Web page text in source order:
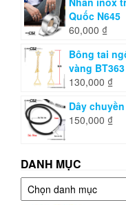
Quốc N645
60,000 ₫
Bông tai
vàng BT363
130,000 ₫
Dây
150,000 ₫
DANH MỤC
Danh
mục